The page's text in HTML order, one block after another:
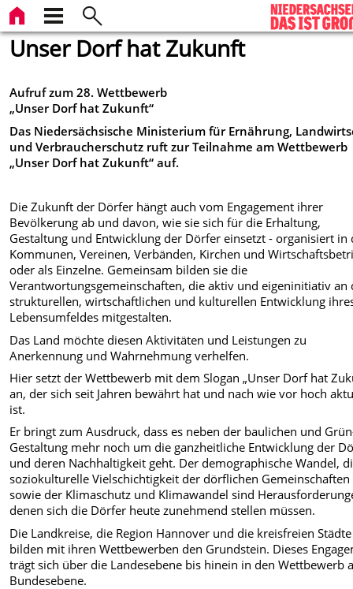
Unser Dorf hat Zukunft
Aufruf zum 28. Wettbewerb
„Unser Dorf hat Zukunft“
Das Niedersächsische Ministerium für Ernährung,
und Verbraucherschutz ruft zur Teilnahme am Wettbewerb
„Unser Dorf hat Zukunft“ auf.
Die Zukunft der Dörfer hängt auch vom Engagement ihrer
Bevölkerung ab und davon, wie sie sich für die Erhaltung,
Gestaltung und Entwicklung der Dörfer einsetzt - organisiert in
Kommunen, Vereinen, Verbänden, Kirchen und
oder als Einzelne. Gemeinsam bilden sie die
Verantwortungsgemeinschaften, die aktiv und eigeninitiativ an
strukturellen, wirtschaftlichen und kulturellen Entwicklung
Lebensumfeldes mitgestalten.
Das Land möchte diesen Aktivitäten und Leistungen zu
Anerkennung und Wahrnehmung verhelfen.
Hier setzt der Wettbewerb mit dem Slogan „Unser Dorf hat
an, der sich seit Jahren bewährt hat und nach wie vor hoch
ist.
Er bringt zum Ausdruck, dass es neben der baulichen und
Gestaltung mehr noch um die ganzheitliche Entwicklung der
und deren Nachhaltigkeit geht. Der demographische Wandel,
soziokulturelle Vielschichtigkeit der dörflichen Gemeinschaften
sowie der Klimaschutz und Klimawandel sind
denen sich die Dörfer heute zunehmend stellen müssen.
Die Landkreise, die Region Hannover und die kreisfreien Städte
bilden mit ihren Wettbewerben den Grundstein. Dieses
trägt sich über die Landesebene bis hinein in den Wettbewerb
Bundesebene.